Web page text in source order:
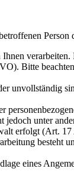
Bitte
unvollständig
unter
erfolgt (Art.
eines